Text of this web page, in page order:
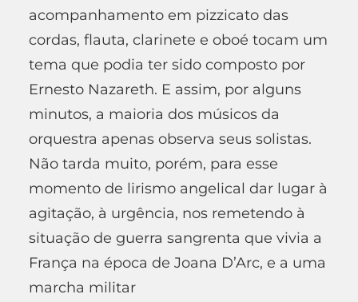
acompanhamento em pizzicato das
cordas, flauta, clarinete e oboé tocam um
tema que podia ter sido composto por
Ernesto Nazareth. E assim, por alguns
minutos, a maioria dos músicos da
orquestra apenas observa seus solistas.
Não tarda muito, porém, para esse
momento de lirismo angelical dar lugar à
agitação, à urgência, nos remetendo à
situação de guerra sangrenta que vivia a
França na época de Joana D’Arc, e a uma
marcha militar